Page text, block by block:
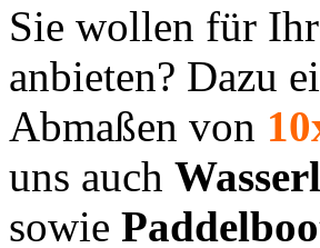
Sie wollen für
anbieten? Dazu
Abmaßen von
uns auch
sowie